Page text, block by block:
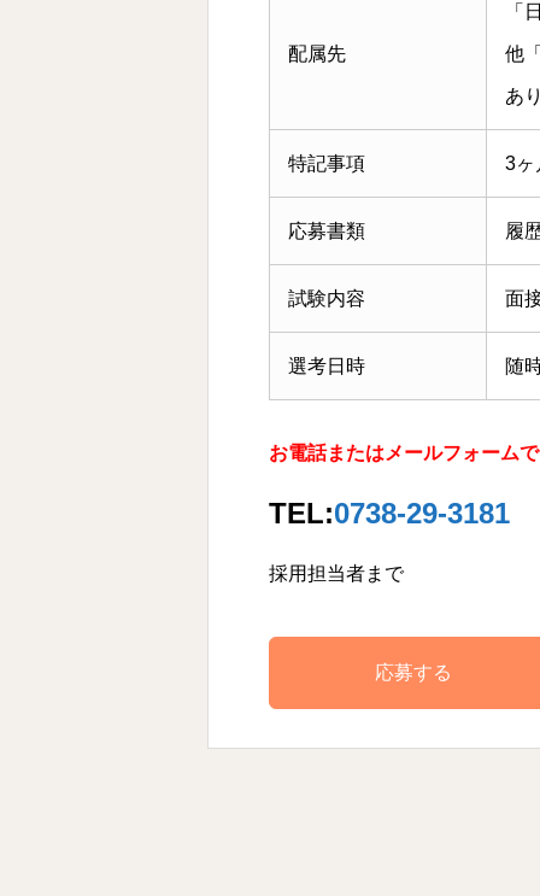
配属先
「
他
あ
特記事項 3ヶ
応募書類 履
試験内容 面
選考日時 随
お電話またはメールフォーム
TEL:0738-29-3181
採用担当者まで
応募する